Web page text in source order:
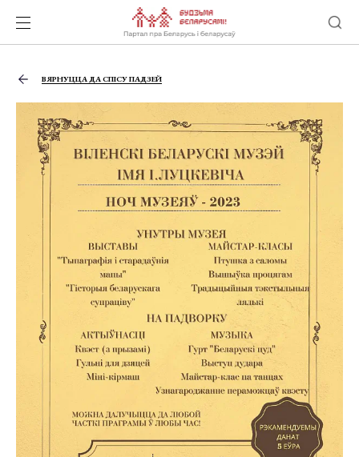
ВЯРНУЦЦА ДА СПІСУ ПАДЗЕЙ